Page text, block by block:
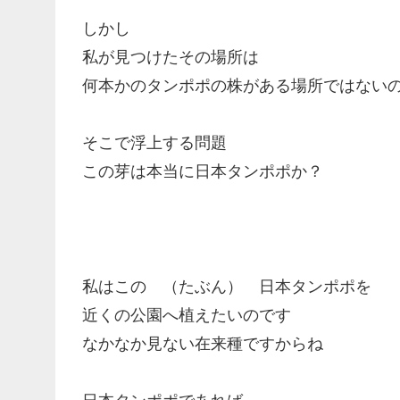
しかし
私が見つけたその場所は
何本かのタンポポの株がある場所ではない
そこで浮上する問題
この芽は本当に日本タンポポか？
私はこの （たぶん） 日本タンポポを
近くの公園へ植えたいのです
なかなか見ない在来種ですからね